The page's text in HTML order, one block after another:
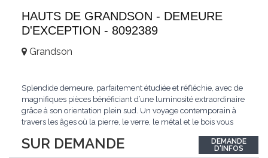
HAUTS DE GRANDSON - DEMEURE
D'EXCEPTION - 8092389
SUR DEMANDE
Grandson
Splendide demeure, parfaitement étudiée et réfléchie, avec de
magnifiques pièces bénéficiant d’une luminosité extraordinaire
grâce à son orientation plein sud. Un voyage contemporain à
travers les âges où la pierre, le verre, le métal et le bois vous
de Grandson, entourée de nature et d’un verger de fruitiers, et...
DEMANDE
D'INFOS